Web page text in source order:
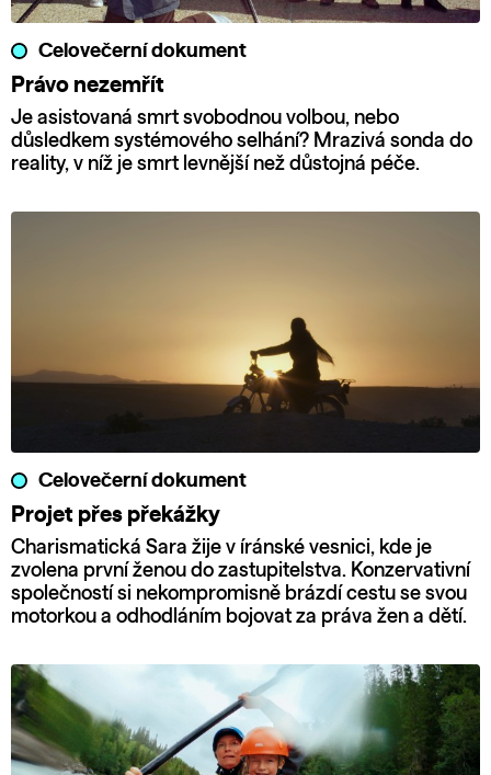
Celovečerní dokument
Právo nezemřít
Je asistovaná smrt svobodnou volbou, nebo
důsledkem systémového selhání? Mrazivá sonda do
reality, v níž je smrt levnější než důstojná péče.
Celovečerní dokument
Projet přes překážky
Charismatická Sara žije v íránské vesnici, kde je
zvolena první ženou do zastupitelstva. Konzervativní
společností si nekompromisně brázdí cestu se svou
motorkou a odhodláním bojovat za práva žen a dětí.